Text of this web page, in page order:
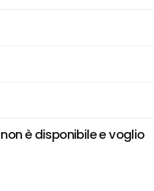
è disponibile e voglio